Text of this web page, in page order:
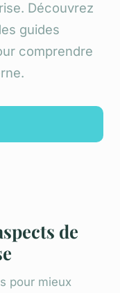
Découvrez
guides
comprendre
de
pour mieux